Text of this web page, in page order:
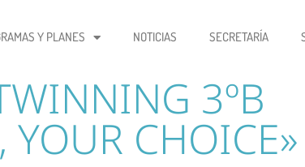
Y PLANES NOTICIAS SECRETARÍA
3ºB
YOUR CHOICE»